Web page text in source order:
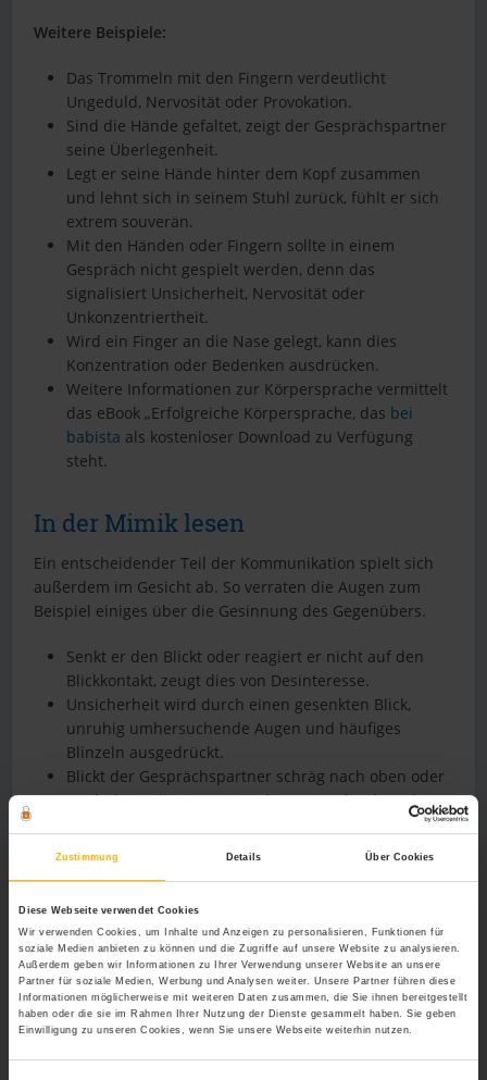
Zustimmung Details Über Cookies
Diese Webseite verwendet Cookies
Wir verwenden Cookies, um Inhalte und Anzeigen zu personalisieren, Funktionen für
soziale Medien anbieten zu können und die Zugriffe auf unsere Website zu analysieren.
Außerdem geben wir Informationen zu Ihrer Verwendung unserer Website an unsere
Partner für soziale Medien, Werbung und Analysen weiter. Unsere Partner führen diese
Informationen möglicherweise mit weiteren Daten zusammen, die Sie ihnen bereitgestellt
haben oder die sie im Rahmen Ihrer Nutzung der Dienste gesammelt haben. Sie geben
Einwilligung zu unseren Cookies, wenn Sie unsere Webseite weiterhin nutzen.
Weitere Beispiele:
Das Trommeln mit den Fingern verdeutlicht
Ungeduld, Nervosität oder Provokation.
Sind die Hände gefaltet, zeigt der Gesprächspartner
seine Überlegenheit.
Legt er seine Hände hinter dem Kopf zusammen
und lehnt sich in seinem Stuhl zurück, fühlt er sich
extrem souverän.
Mit den Händen oder Fingern sollte in einem
Gespräch nicht gespielt werden, denn das
signalisiert Unsicherheit, Nervosität oder
Unkonzentriertheit.
Wird ein Finger an die Nase gelegt, kann dies
Konzentration oder Bedenken ausdrücken.
Weitere Informationen zur Körpersprache vermittelt
das eBook „Erfolgreiche Körpersprache, das bei
babista als kostenloser Download zu Verfügung
steht.
In der Mimik lesen
Ein entscheidender Teil der Kommunikation spielt sich
außerdem im Gesicht ab. So verraten die Augen zum
Beispiel einiges über die Gesinnung des Gegenübers.
Senkt er den Blickt oder reagiert er nicht auf den
Blickkontakt, zeugt dies von Desinteresse.
Unsicherheit wird durch einen gesenkten Blick,
unruhig umhersuchende Augen und häufiges
Blinzeln ausgedrückt.
Blickt der Gesprächspartner schräg nach oben oder
verdreht er die Augen, möchte er ausdrücken, dass
Ein Augenzwinkern kann Vertrautheit ausdrücken
seine Aufmerksamkeit und sein Interesse.
Die Lippen sind nicht nur ein wichtiges
Kommunikationsmittel zur Bildung von Vokalen und
Konsonanten, sondern auch nonverbales Sprachmittel.